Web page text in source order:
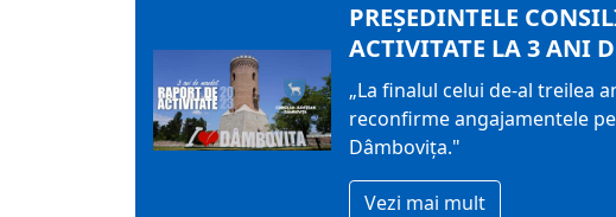
PREȘEDINTELE
ACTIVITATE LA 3 ANI
„La finalul celui de-al treilea
reconfirme angajamentele
Dâmbovița."
Vezi mai mult